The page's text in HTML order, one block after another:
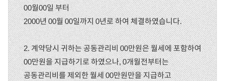
00월00일 부터
2000년 00월 00일까지 0년로 하여 체결하였습니다.
2. 계약당시 귀하는 공동관리비 00만원은 월세에 포함하여
00만원을 지급하기로 하였으나, 0개월전부터는
공동관리비를 제외한 월세 00만원만을 지급하고